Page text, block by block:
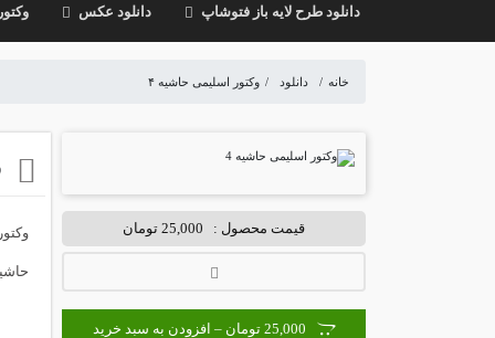
دانلود طرح لایه باز فتوشاپ دانلود عکس وکتور
خانه / دانلود / وکتور اسلیمی حاشیه ۴
قیمت محصول : 25,000 تومان
25,000 تومان – افزودن به سبد خرید
وکتور اسلیمی